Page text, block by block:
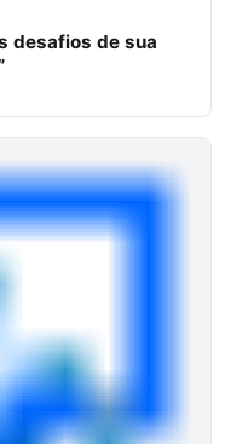
desafios de sua